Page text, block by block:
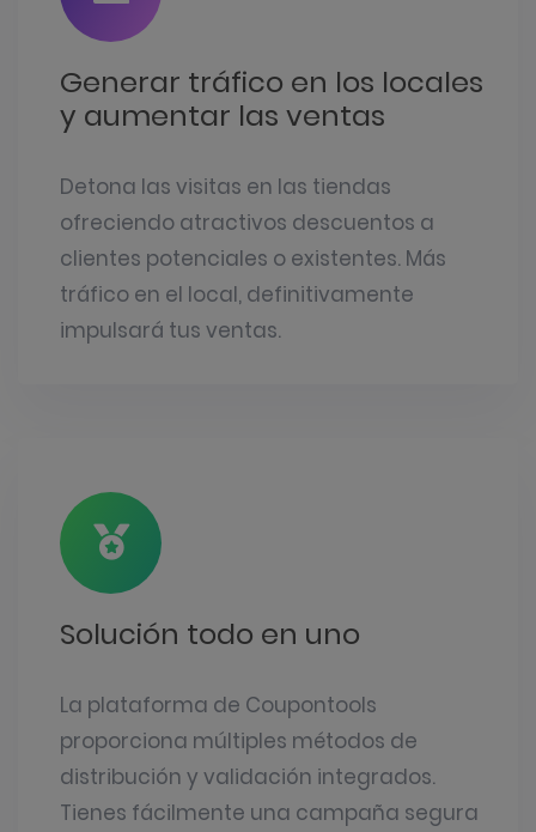
Generar tráfico en los locales
y aumentar las ventas
Detona las visitas en las tiendas
ofreciendo atractivos descuentos a
clientes potenciales o existentes. Más
tráfico en el local, definitivamente
impulsará tus ventas.
Solución todo en uno
La plataforma de Coupontools
proporciona múltiples métodos de
distribución y validación integrados.
Tienes fácilmente una campaña segura